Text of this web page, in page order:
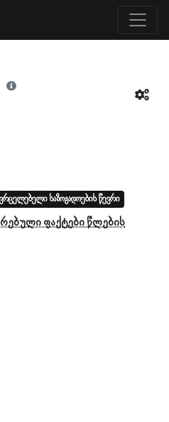
საზოგადოების წევრი